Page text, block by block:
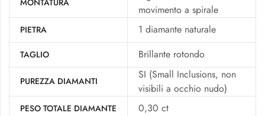
MONTATURA
movimento a spirale
PIETRA 1 diamante naturale
TAGLIO Brillante rotondo
PUREZZA DIAMANTI
SI (Small Inclusions, non
visibili a occhio nudo)
PESO TOTALE DIAMANTE 0,30 ct